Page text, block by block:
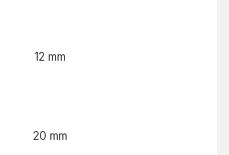
12 mm
20 mm